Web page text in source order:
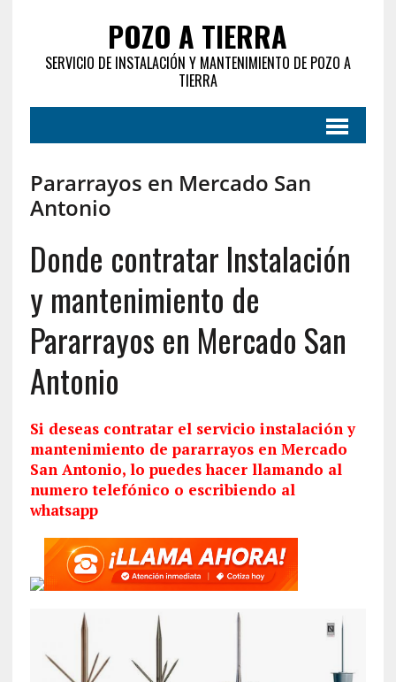
POZO A TIERRA
SERVICIO DE INSTALACIÓN Y MANTENIMIENTO DE POZO A
TIERRA
Pararrayos en Mercado San
Antonio
Donde contratar Instalación
y mantenimiento de
Pararrayos en Mercado San
Antonio
Si deseas contratar el servicio instalacióny
mantenimiento de pararrayos en Mercado
San Antonio, lo puedes hacer llamando al
numero telefónico o escribiendo al
whatsapp